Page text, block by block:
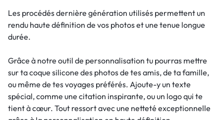
Les procédés dernière génération utilisés permettent un
rendu haute définition de vos photos et une tenue longue
durée.
Grâce à notre outil de personnalisation tu pourras mettre
sur ta coque silicone des photos de tes amis, de ta famille,
ou même de tes voyages préférés. Ajoute-y un texte
spécial, comme une citation inspirante, ou un logo qui te
tient à cœur. Tout ressort avec une netteté exceptionnelle